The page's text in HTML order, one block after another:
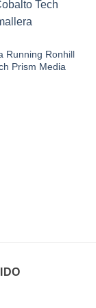
Running Ronhill
Prism Media